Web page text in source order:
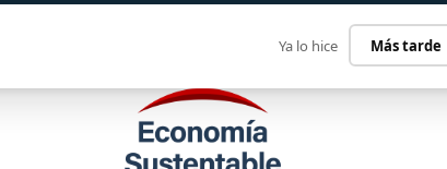
Ya lo hice Más tarde